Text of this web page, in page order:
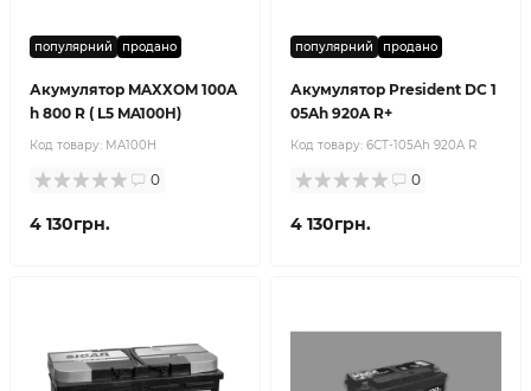
популярний продано
Акумулятор MAXXOM 100A
h 800 R ( L5 MA100H)
Код товару: MA100H
0
4 130грн.
популярний продано
Акумулятор President DC 1
05Ah 920A R+
Код товару: 6СТ-105Ah 920A R
0
4 130грн.